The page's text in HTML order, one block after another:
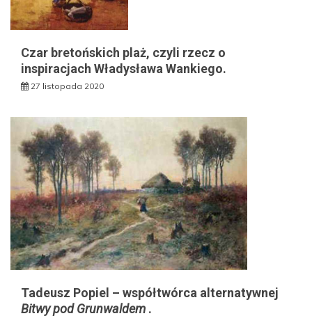
Czar bretońskich plaż, czyli rzecz o
inspiracjach Władysława Wankiego.
27 listopada 2020
Tadeusz Popiel – współtwórca alternatywnej
Bitwy pod Grunwaldem .